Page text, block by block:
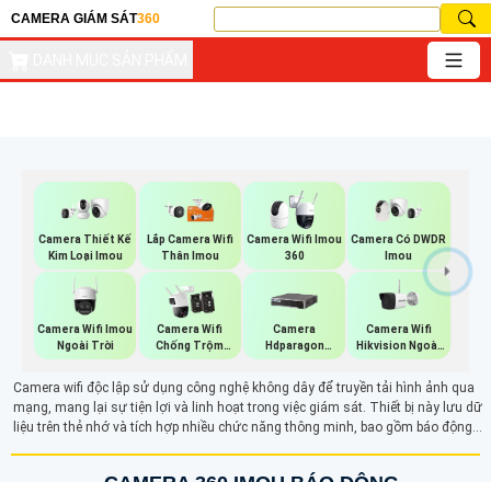
CAMERA GIÁM SÁT360
Camera Thiết Kế
Kim Loại Imou
Lắp Camera Wifi
Thân Imou
Camera Wifi Imou
360
Camera Có DWDR
Imou
Camera Wifi Imou
Ngoài Trời
Camera Wifi
Chống Trộm
Imou
Camera
Hdparagon
Starlight
Camera Wifi
Hikvision Ngoài
Trời
Camera wifi độc lập sử dụng công nghệ không dây để truyền tải hình ảnh qua
mạng, mang lại sự tiện lợi và linh hoạt trong việc giám sát. Thiết bị này lưu dữ
liệu trên thẻ nhớ và tích hợp nhiều chức năng thông minh, bao gồm báo động